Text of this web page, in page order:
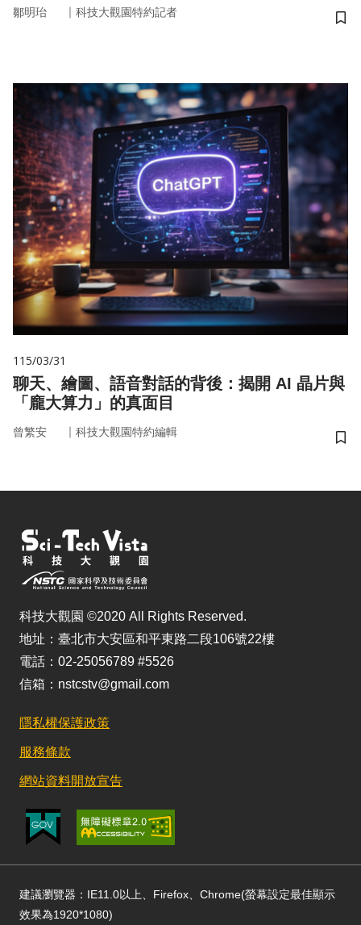
鄒明珆 ｜ 科技大觀園特約記者
儲
115/03/31
聊天、繪圖、語音對話的背後：揭開 AI 晶片與
「龐大算力」的真面目
曾繁安 ｜ 科技大觀園特約編輯
儲
科技大觀園 ©2020 All Rights Reserved.
地址：臺北市大安區和平東路二段106號22樓
電話：02-25056789 #5526
信箱：nstcstv@gmail.com
隱私權保護政策
服務條款
網站資料開放宣告
建議瀏覽器：IE11.0以上、Firefox、Chrome(螢幕設定最佳顯示
效果為1920*1080)